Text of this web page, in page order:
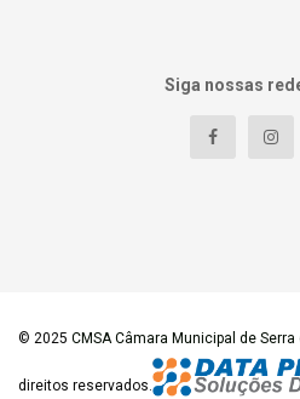
Siga nossas
© 2025 CMSA Câmara Municipal de
direitos reservados.